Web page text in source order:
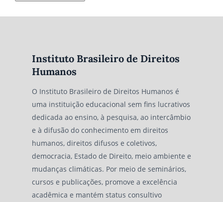
Instituto Brasileiro de Direitos
Humanos
O Instituto Brasileiro de Direitos Humanos é
uma instituição educacional sem fins lucrativos
dedicada ao ensino, à pesquisa, ao intercâmbio
e à difusão do conhecimento em direitos
humanos, direitos difusos e coletivos,
democracia, Estado de Direito, meio ambiente e
mudanças climáticas. Por meio de seminários,
cursos e publicações, promove a excelência
acadêmica e mantém status consultivo